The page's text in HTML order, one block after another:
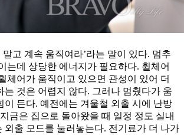
말고 계속 움직여라’라는 말이 있다. 멈추
는데 상당한 에너지가 필요하다. 휠체어
체어가 움직이고 있으면 관성이 있어 더
는 것은 어렵지 않다. 그러나 멈췄다가 움
이 든다. 예전에는 겨울철 외출 시에 난방
금은 집으로 돌아왔을 때 일정 정도 실내
외출 모드를 눌러놓는다. 전기료가 더 나가